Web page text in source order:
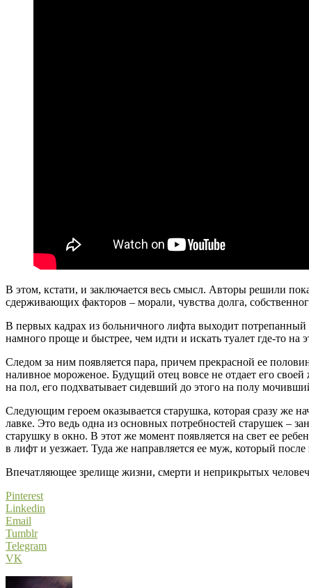
В этом, кстати, и заключается весь смысл. Авторы решили
сдерживающих факторов – морали, чувства долга,
В первых кадрах из больничного лифта выходит
намного проще и быстрее, чем идти и искать туалет где-то на
Следом за ним появляется пара, причем прекрасной ее
наливное мороженое. Будущий отец вовсе не отдает его
на пол, его подхватывает сидевший до этого на полу
Следующим героем оказывается старушка, которая сразу же
лавке. Это ведь одна из основных потребностей старушек –
старушку в окно. В этот же момент появляется на свет ее
в лифт и уезжает. Туда же направляется ее муж, который
Впечатляющее зрелище жизни, смерти и неприкрытых
Pinterest
Linkedin
Email
Tumblr
Telegram
VK